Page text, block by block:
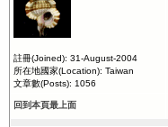
註冊(Joined): 31-August-2004
所在地國家(Location): Taiwan
文章數(Posts): 1056
回到本頁最上面